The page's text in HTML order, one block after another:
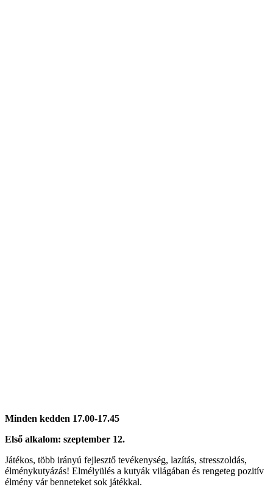
Minden kedden 17.00-17.45
Első alkalom: szeptember 12.
Játékos, több irányú fejlesztő tevékenység, lazítás, stresszoldás,
élménykutyázás! Elmélyülés a kutyák világában és rengeteg pozitív
élmény vár benneteket sok játékkal.